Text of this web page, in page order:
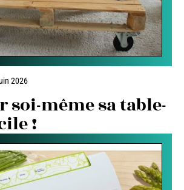
2026
soi-même sa table-
!